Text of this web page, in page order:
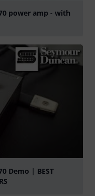
power amp - with
Demo | BEST